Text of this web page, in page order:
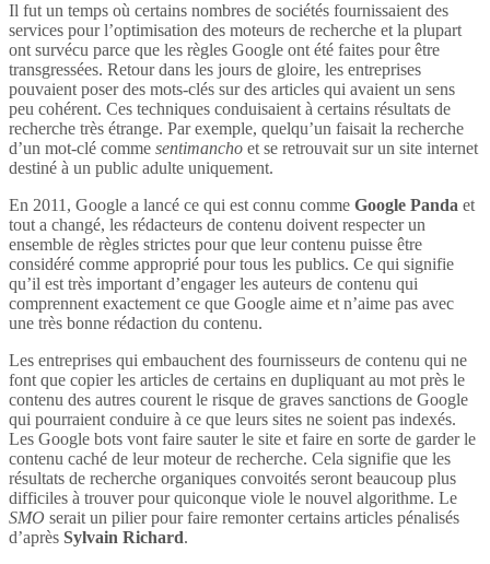
Il fut un temps où certains nombres de sociétés fournissaient des
services pour l’optimisation des moteurs de recherche et la plupart
ont survécu parce que les règles Google ont été faites pour être
transgressées. Retour dans les jours de gloire, les entreprises
pouvaient poser des mots-clés sur des articles qui avaient un sens
peu cohérent. Ces techniques conduisaient à certains résultats de
recherche très étrange. Par exemple, quelqu’un faisait la recherche
d’un mot-clé comme sentimancho et se retrouvait sur un site internet
destiné à un public adulte uniquement.
En 2011, Google a lancé ce qui est connu comme Google Panda et
tout a changé, les rédacteurs de contenu doivent respecter un
ensemble de règles strictes pour que leur contenu puisse être
considéré comme approprié pour tous les publics. Ce qui signifie
qu’il est très important d’engager les auteurs de contenu qui
comprennent exactement ce que Google aime et n’aime pas avec
une très bonne rédaction du contenu.
Les entreprises qui embauchent des fournisseurs de contenu qui ne
font que copier les articles de certains en dupliquant au mot près le
contenu des autres courent le risque de graves sanctions de Google
qui pourraient conduire à ce que leurs sites ne soient pas indexés.
Les Google bots vont faire sauter le site et faire en sorte de garder le
contenu caché de leur moteur de recherche. Cela signifie que les
résultats de recherche organiques convoités seront beaucoup plus
difficiles à trouver pour quiconque viole le nouvel algorithme. Le
SMO serait un pilier pour faire remonter certains articles pénalisés
d’après Sylvain Richard.